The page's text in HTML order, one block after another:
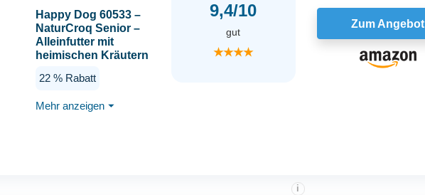
Happy Dog 60533 –
NaturCroq Senior –
Alleinfutter mit
heimischen Kräutern
10 Jahren – 4 kg Inhalt
22 % Rabatt
Mehr anzeigen ⏷
9,4/10
gut
★★★★
Zum Angebot
i